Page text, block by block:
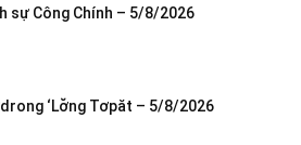
sự Công Chính – 5/8/2026
‘Lơ̆ng Tơpăt – 5/8/2026